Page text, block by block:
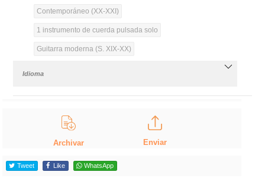
Contemporáneo (XX-XXI)
1 instrumento de cuerda pulsada solo
Guitarra moderna (S. XIX-XX)
Idioma
Archivar Enviar
Tweet Like WhatsApp